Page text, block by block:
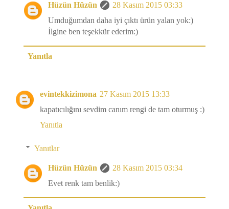
Hüzün Hüzün
28 Kasım 2015 03:33
Umduğumdan daha iyi çıktı ürün yalan yok:)
İlgine ben teşekkür ederim:)
Yanıtla
evintekkizimona 27 Kasım 2015 13:33
kapatıcılığını sevdim canım rengi de tam oturmuş :)
Yanıtla
Yanıtlar
Hüzün Hüzün
28 Kasım 2015 03:34
Evet renk tam benlik:)